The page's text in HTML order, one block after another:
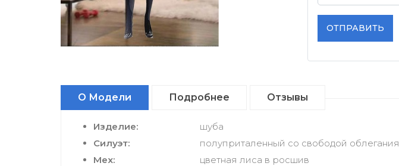
ОТПРАВИТЬ
О Модели Подробнее Отзывы
Изделие:
шуба
Силуэт:
полуприталенный со свободой облегания
Мех:
цветная лиса в росшив